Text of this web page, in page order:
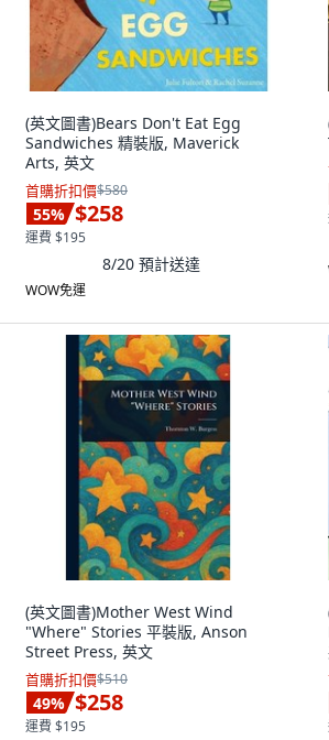
(英文圖書)Bears Don't Eat Egg
Sandwiches 精裝版, Maverick
Arts, 英文
首購折扣價$580
55% $258
運費 $195
8/20 預計送達
WOW免運
(英文圖書)Mother West Wind
"Where" Stories 平裝版, Anson
Street Press, 英文
首購折扣價$510
49% $258
運費 $195